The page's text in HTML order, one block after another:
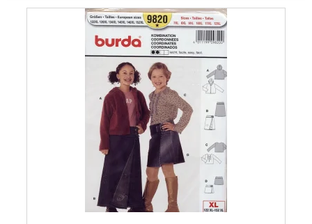
Uldsæbe
Øjne og snuder